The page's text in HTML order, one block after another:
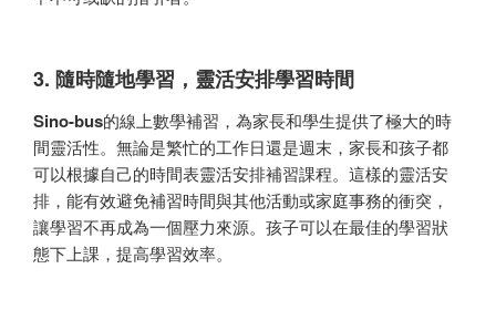
3. 隨時隨地學習，靈活安排學習時間
Sino-bus的線上數學補習，為家長和學生提供了極大的時
間靈活性。無論是繁忙的工作日還是週末，家長和孩子都
可以根據自己的時間表靈活安排補習課程。這樣的靈活安
排，能有效避免補習時間與其他活動或家庭事務的衝突，
讓學習不再成為一個壓力來源。孩子可以在最佳的學習狀
態下上課，提高學習效率。